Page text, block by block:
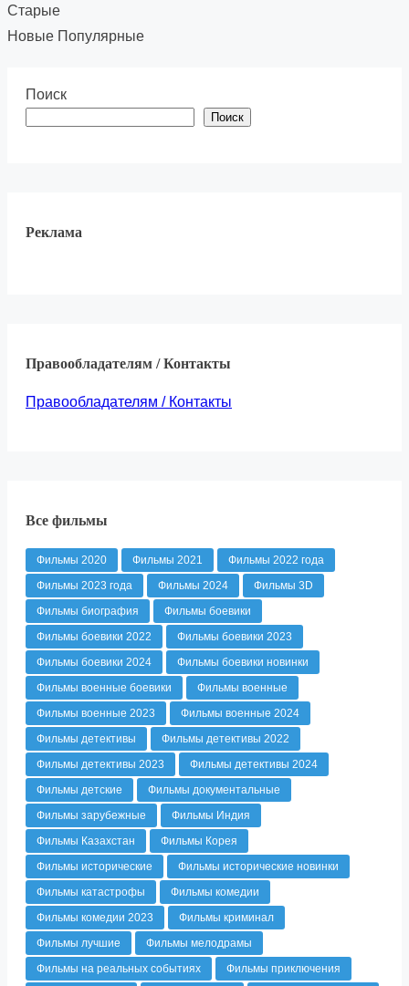
Старые
Новые Популярные
Поиск
Поиск
Реклама
Правообладателям / Контакты
Правообладателям / Контакты
Все фильмы
Фильмы 2020 Фильмы 2021
Фильмы 2022 года
Фильмы 2023 года
Фильмы 2024
Фильмы 3D
Фильмы биография
Фильмы боевики
Фильмы боевики 2022
Фильмы боевики 2023
Фильмы боевики 2024
Фильмы боевики новинки
Фильмы военные боевики
Фильмы военные
Фильмы военные 2023
Фильмы военные 2024
Фильмы детективы
Фильмы детективы 2022
Фильмы детективы 2023
Фильмы детективы 2024
Фильмы детские
Фильмы документальные
Фильмы зарубежные
Фильмы Индия
Фильмы Казахстан
Фильмы Корея
Фильмы исторические
Фильмы исторические новинки
Фильмы катастрофы
Фильмы комедии
Фильмы комедии 2023
Фильмы криминал
Фильмы лучшие
Фильмы мелодрамы
Фильмы на реальных событиях
Фильмы приключения